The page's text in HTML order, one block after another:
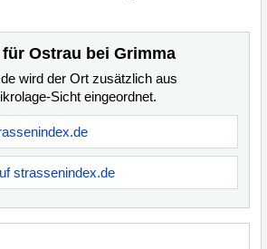
Ostrau bei Grimma
wird der Ort zusätzlich aus
Sicht eingeordnet.
strassenindex.de